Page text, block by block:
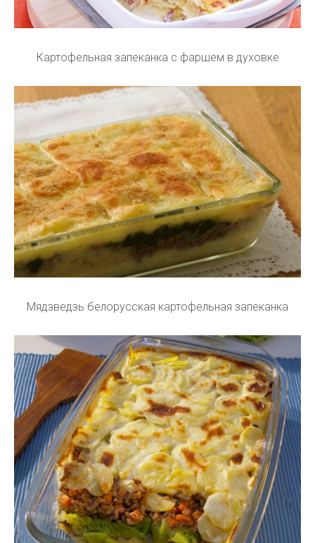
Картофельная запеканка с фаршем в духовке
Мядзведзь белорусская картофельная запеканка